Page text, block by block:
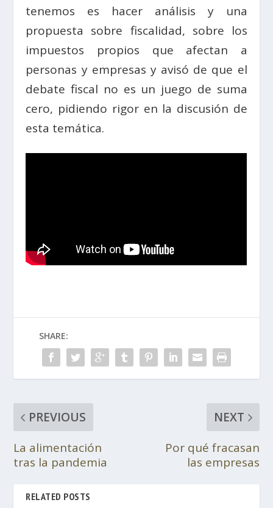
tenemos es hacer análisis y una
propuesta sobre fiscalidad, sobre los
impuestos propios que afectan a
personas y empresas y avisó de que el
debate fiscal no es un juego de suma
cero, pidiendo rigor en la discusión de
esta temática.
SHARE:
PREVIOUS
La alimentación
tras la pandemia
NEXT
Por qué fracasan
las empresas
RELATED POSTS